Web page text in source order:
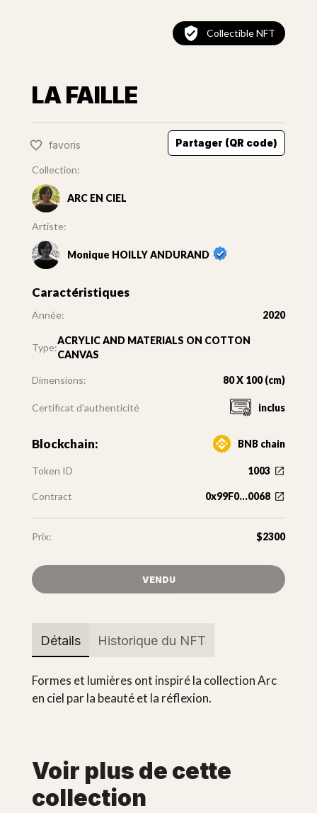
Collectible NFT
LA FAILLE
favoris Partager (QR code)
Collection:
ARC EN CIEL
Artiste:
Monique HOILLY ANDURAND
Caractéristiques
Année: 2020
Type:
ACRYLIC AND MATERIALS ON COTTON
CANVAS
Dimensions: 80 X 100 (cm)
Certificat d'authenticité inclus
Blockchain: BNB chain
Token ID 1003
Contract 0x99F0...0068
Prix: $2300
VENDU
Détails Historique du NFT
Formes et lumières ont inspiré la collection Arc
en ciel par la beauté et la réflexion.
Voir plus de cette
collection